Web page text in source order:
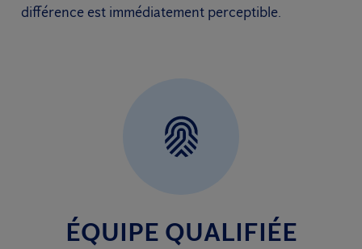
différence est immédiatement perceptible.
ÉQUIPE QUALIFIÉE